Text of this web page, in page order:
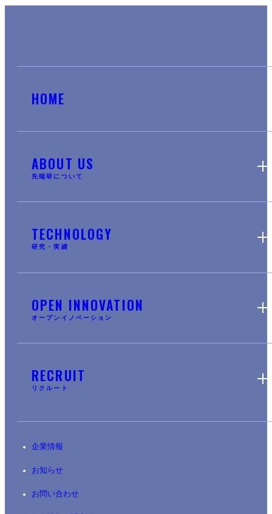
HOME
ABOUT US
先端研について
TECHNOLOGY
研究・実績
OPEN INNOVATION
オープンイノベーション
RECRUIT
リクルート
企業情報
お知らせ
お問い合わせ